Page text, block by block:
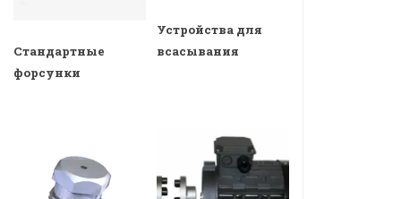
Стандартные
форсунки
Устройства для
всасывания